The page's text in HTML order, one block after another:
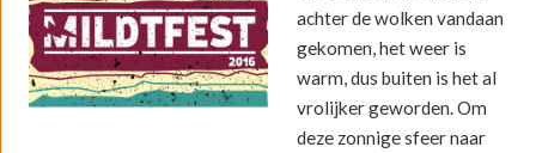
achter de wolken vandaan
gekomen, het weer is
warm, dus buiten is het al
vrolijker geworden. Om
deze zonnige sfeer naar